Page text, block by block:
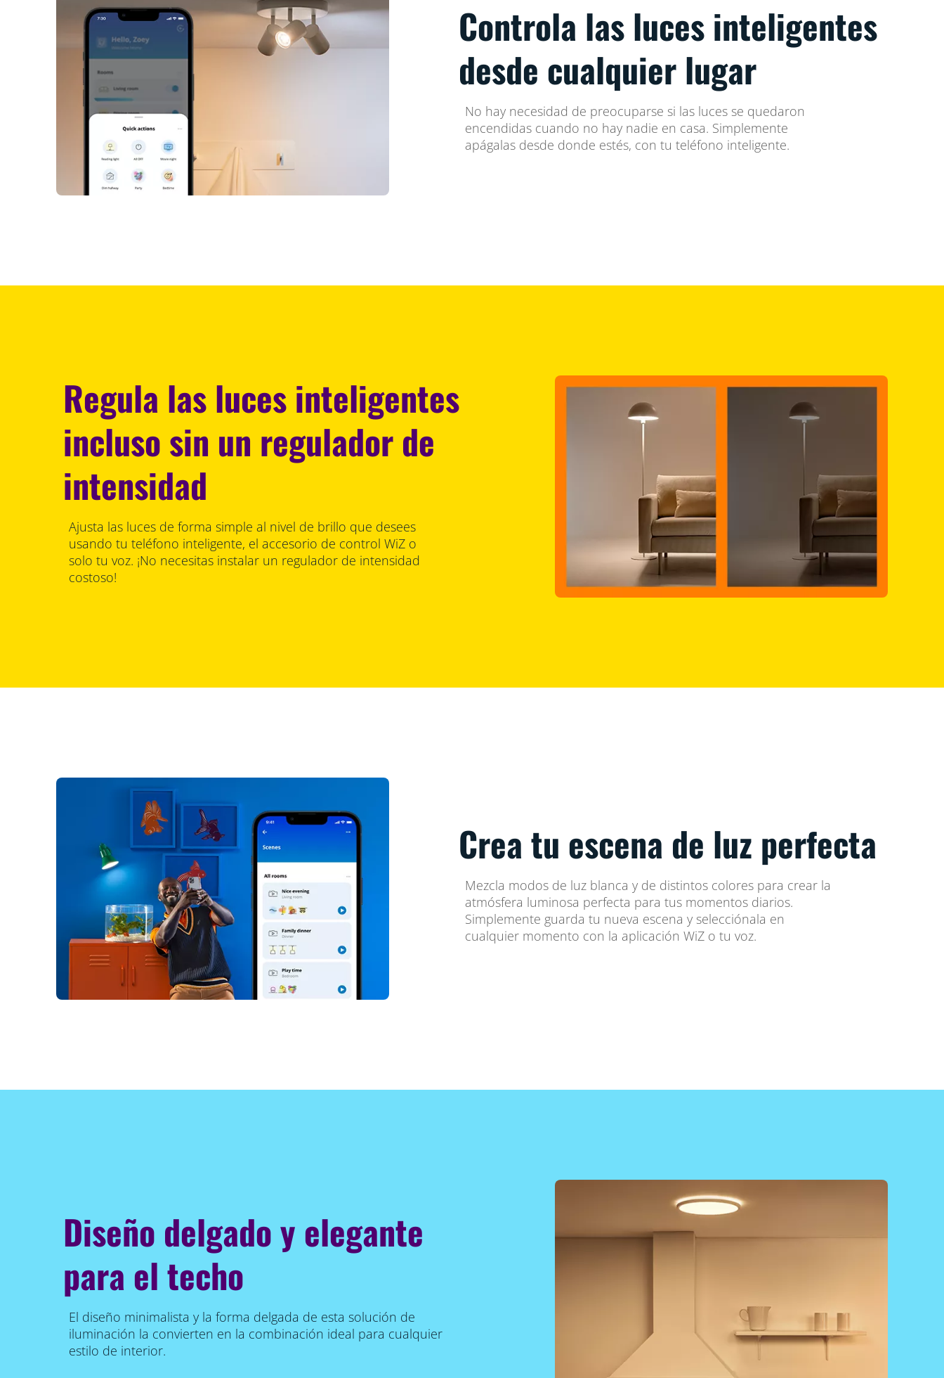
Controla las luces inteligentes
desde cualquier lugar
No hay necesidad de preocuparse si las luces se quedaron
encendidas cuando no hay nadie en casa. Simplemente
apágalas desde donde estés, con tu teléfono inteligente.
Regula las luces inteligentes
incluso sin un regulador de
intensidad
Ajusta las luces de forma simple al nivel de brillo que desees
usando tu teléfono inteligente, el accesorio de control WiZ o
solo tu voz. ¡No necesitas instalar un regulador de intensidad
costoso!
Crea tu escena de luz perfecta
Mezcla modos de luz blanca y de distintos colores para crear la
atmósfera luminosa perfecta para tus momentos diarios.
Simplemente guarda tu nueva escena y selecciónala en
cualquier momento con la aplicación WiZ o tu voz.
Diseño delgado y elegante
para el techo
El diseño minimalista y la forma delgada de esta solución de
iluminación la convierten en la combinación ideal para cualquier
estilo de interior.